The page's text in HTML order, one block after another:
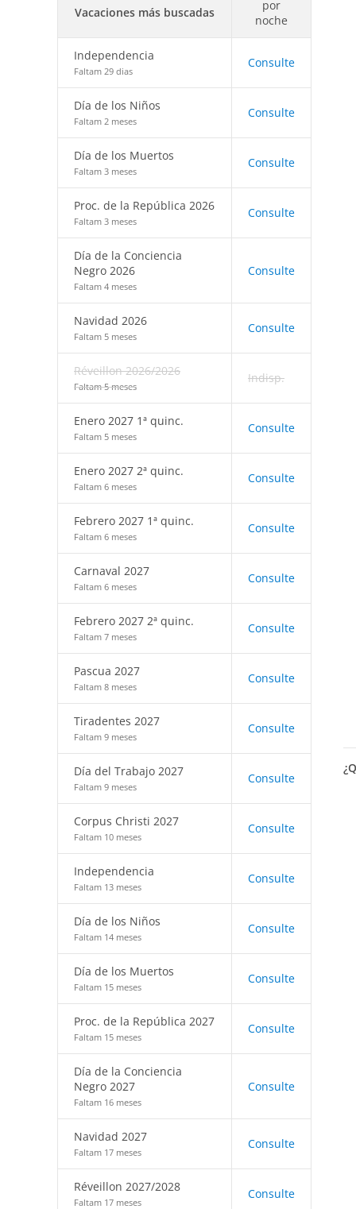
Vacaciones más buscadas
por
noche
Independencia
Faltam 29 dias
Consulte
Día de los Niños
Faltam 2 meses
Consulte
Día de los Muertos
Faltam 3 meses
Consulte
Proc. de la República 2026
Faltam 3 meses
Consulte
Día de la Conciencia
Negro 2026
Faltam 4 meses
Consulte
Navidad 2026
Faltam 5 meses
Consulte
Réveillon 2026/2026
Faltam 5 meses
Indisp.
Enero 2027 1ª quinc.
Faltam 5 meses
Consulte
Enero 2027 2ª quinc.
Faltam 6 meses
Consulte
Febrero 2027 1ª quinc.
Faltam 6 meses
Consulte
Carnaval 2027
Faltam 6 meses
Consulte
Febrero 2027 2ª quinc.
Faltam 7 meses
Consulte
Pascua 2027
Faltam 8 meses
Consulte
Tiradentes 2027
Faltam 9 meses
Consulte
Día del Trabajo 2027
Faltam 9 meses
Consulte
Corpus Christi 2027
Faltam 10 meses
Consulte
Independencia
Faltam 13 meses
Consulte
Día de los Niños
Faltam 14 meses
Consulte
Día de los Muertos
Faltam 15 meses
Consulte
Proc. de la República 2027
Faltam 15 meses
Consulte
Día de la Conciencia
Negro 2027
Faltam 16 meses
Consulte
Navidad 2027
Faltam 17 meses
Consulte
Réveillon 2027/2028
Faltam 17 meses
Consulte